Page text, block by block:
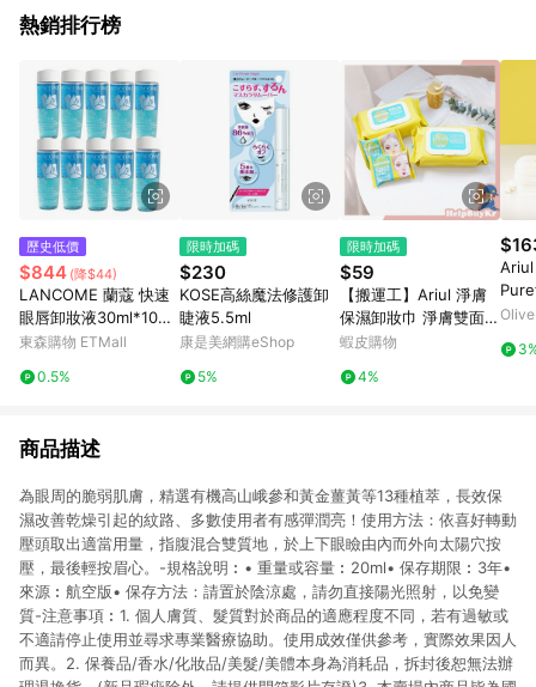
熱銷排行榜
歷史低價
$844 (降$44)
LANCOME 蘭蔻 快速
眼唇卸妝液30ml*10入
組-航空版
東森購物 ETMall
0.5%
限時加碼
$230
KOSE高絲魔法修護卸
睫液5.5ml
康是美網購eShop
5%
限時加碼
$59
【搬運工】Ariul 淨膚
保濕卸妝巾 淨膚雙面眼
唇卸妝巾 卸妝巾 眼唇
卸妝 艾藜兒 韓國代購
蝦皮購物
4%
商品描述
為眼周的脆弱肌膚，精選有機高山峨參和黃金薑黃等13種植萃，長效保
濕改善乾燥引起的紋路、多數使用者有感彈潤亮！使用方法：依喜好轉動
壓頭取出適當用量，指腹混合雙質地，於上下眼瞼由內而外向太陽穴按
壓，最後輕按眉心。-規格說明︰• 重量或容量︰20ml• 保存期限︰3年•
來源︰航空版• 保存方法：請置於陰涼處，請勿直接陽光照射，以免變
質-注意事項︰1. 個人膚質、髮質對於商品的適應程度不同，若有過敏或
不適請停止使用並尋求專業醫療協助。使用成效僅供參考，實際效果因人
而異。2. 保養品/香水/化妝品/美髮/美體本身為消耗品，拆封後恕無法辦